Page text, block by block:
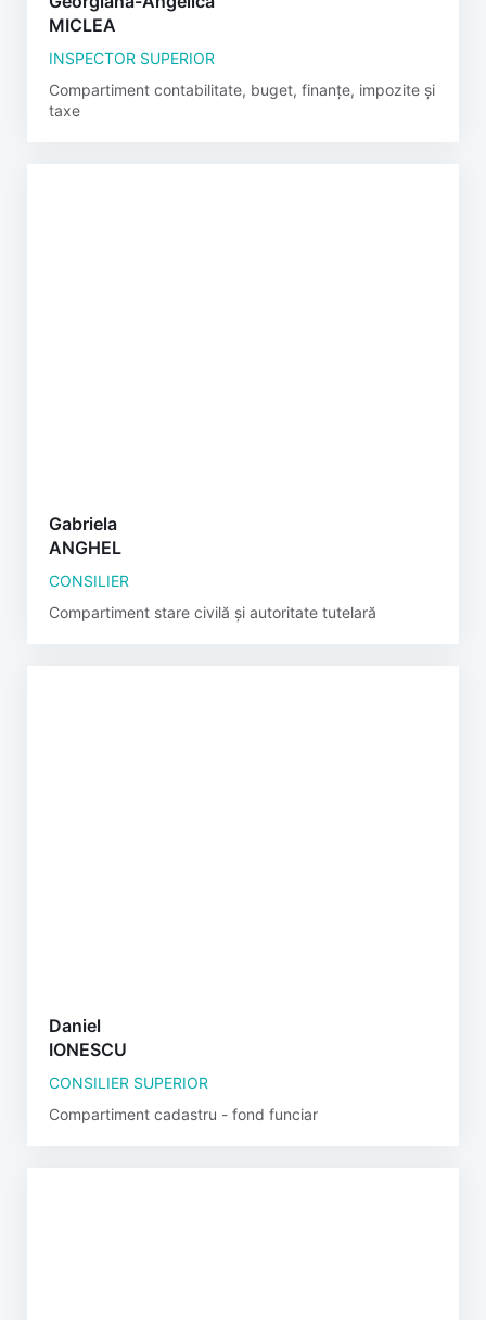
MICLEA
INSPECTOR SUPERIOR
Compartiment contabilitate, buget, finanțe, impozite și
taxe
Gabriela
ANGHEL
CONSILIER
Compartiment stare civilă și autoritate tutelară
Daniel
IONESCU
CONSILIER SUPERIOR
Compartiment cadastru - fond funciar